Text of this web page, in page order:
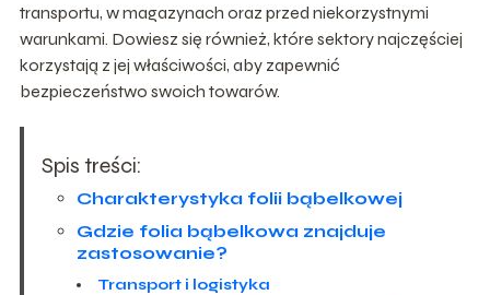
transportu, w magazynach oraz przed niekorzystnymi
warunkami. Dowiesz się również, które sektory najczęściej
korzystają z jej właściwości, aby zapewnić
bezpieczeństwo swoich towarów.
Spis treści:
Charakterystyka folii bąbelkowej
Gdzie folia bąbelkowa znajduje
zastosowanie?
Transport i logistyka